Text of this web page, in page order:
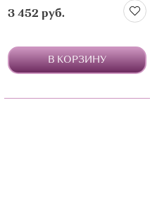
3 452 руб.
В КОРЗИНУ